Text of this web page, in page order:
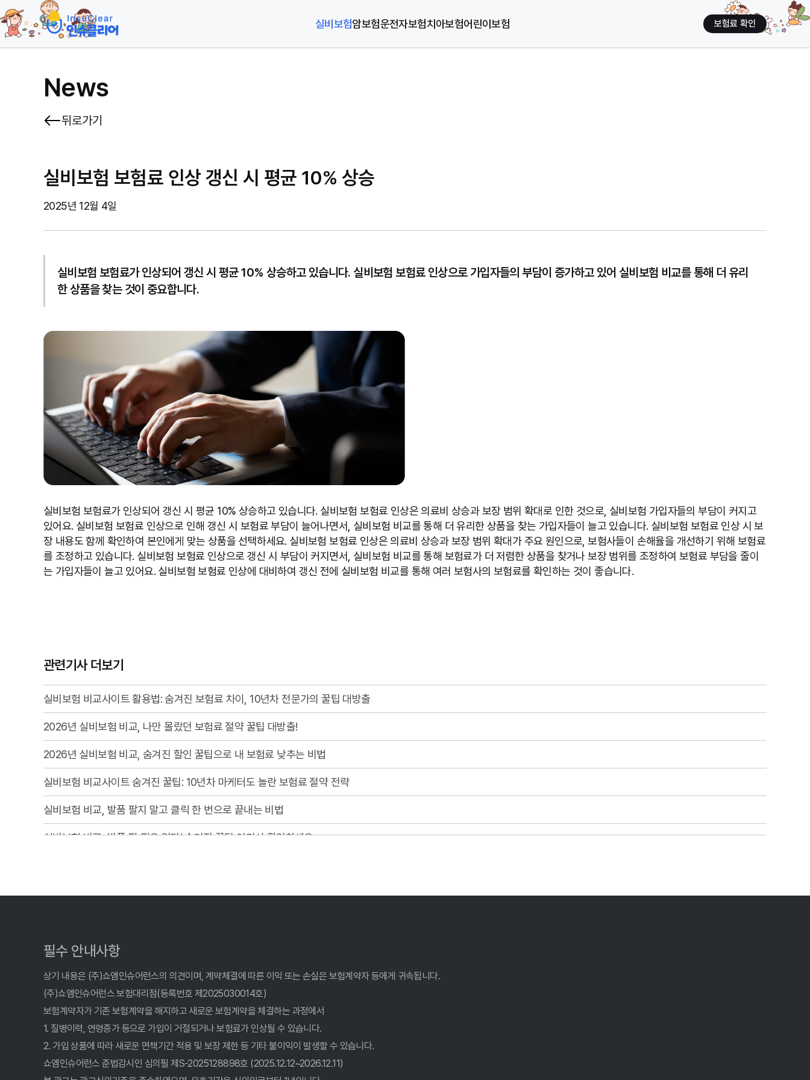
실비보험암보험운전자보험치아보험어린이보험 보험료 확인
News
뒤로가기
실비보험 보험료 인상 갱신 시 평균 10% 상승
2025년 12월 4일
실비보험 보험료가 인상되어 갱신 시 평균 10% 상승하고 있습니다. 실비보험 보험료 인상으로 가입자들의 부담이 증가하고 있어 실비보험 비교를 통해 더 유리
한 상품을 찾는 것이 중요합니다.
실비보험 보험료가 인상되어 갱신 시 평균 10% 상승하고 있습니다. 실비보험 보험료 인상은 의료비 상승과 보장 범위 확대로 인한 것으로, 실비보험 가입자들의 부담이 커지고
있어요. 실비보험 보험료 인상으로 인해 갱신 시 보험료 부담이 늘어나면서, 실비보험 비교를 통해 더 유리한 상품을 찾는 가입자들이 늘고 있습니다. 실비보험 보험료 인상 시 보
장 내용도 함께 확인하여 본인에게 맞는 상품을 선택하세요. 실비보험 보험료 인상은 의료비 상승과 보장 범위 확대가 주요 원인으로, 보험사들이 손해율을 개선하기 위해 보험료
를 조정하고 있습니다. 실비보험 보험료 인상으로 갱신 시 부담이 커지면서, 실비보험 비교를 통해 보험료가 더 저렴한 상품을 찾거나 보장 범위를 조정하여 보험료 부담을 줄이
는 가입자들이 늘고 있어요. 실비보험 보험료 인상에 대비하여 갱신 전에 실비보험 비교를 통해 여러 보험사의 보험료를 확인하는 것이 좋습니다.
관련기사 더보기
실비보험 비교사이트 활용법: 숨겨진 보험료 차이, 10년차 전문가의 꿀팁 대방출
2026년 실비보험 비교, 나만 몰랐던 보험료 절약 꿀팁 대방출!
2026년 실비보험 비교, 숨겨진 할인 꿀팁으로 내 보험료 낮추는 비법
실비보험 비교사이트 숨겨진 꿀팁: 10년차 마케터도 놀란 보험료 절약 전략
실비보험 비교, 발품 팔지 말고 클릭 한 번으로 끝내는 비법
실비보험 비교, 발품 팔 필요 없다! 숨겨진 꿀팁 여기서 확인하세요
실비보험 비교, 숨겨진 1%까지 찾아주는 사이트 활용법
실비보험 비교, 발품 팔지 말고 클릭 한 번으로 끝내자!
실비보험 비교, 발품 팔 필요 없다! 숨겨진 꿀팁 여기서 확인!
실비보험 비교, 숨겨진 1%까지 찾아주는 사이트 활용법
실비보험 비교, 발품 팔지 말고 여기서! 2026년 숨은 꿀팁 대방출
실비보험 비교사이트, 2026년 가장 현명한 선택은? 숨겨진 꿀팁 대방출!
필수 안내사항
상기 내용은 (주)쇼엠인슈어런스의 의견이며, 계약체결에 따른 이익 또는 손실은 보험계약자 등에게 귀속됩니다.
(주)쇼엠인슈어런스 보험대리점(등록번호 제2025030014호)
보험계약자가 기존 보험계약을 해지하고 새로운 보험계약을 체결하는 과정에서
1. 질병이력, 연령증가 등으로 가입이 거절되거나 보험료가 인상될 수 있습니다.
2. 가입 상품에 따라 새로운 면책기간 적용 및 보장 제한 등 기타 불이익이 발생할 수 있습니다.
쇼엠인슈어런스 준법감시인 심의필 제S-2025128898호 (2025.12.12~2026.12.11)